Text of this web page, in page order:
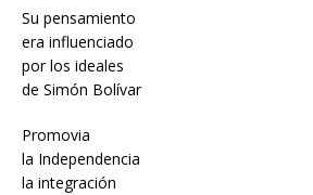
Su pensamiento
era influenciado
por los ideales
de Simón Bolívar
Promovia
la Independencia
la integración